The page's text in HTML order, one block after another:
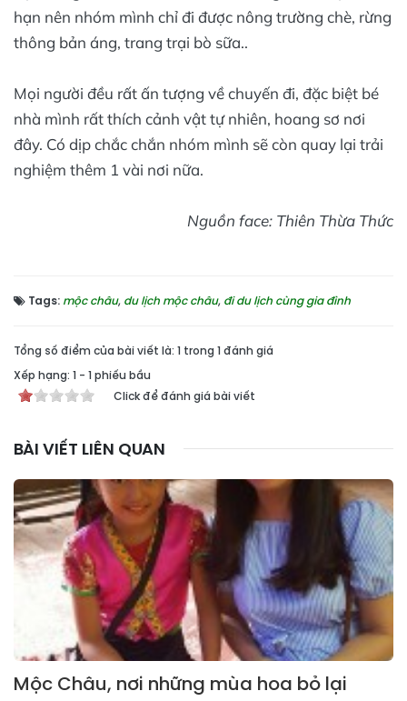
hạn nên nhóm mình chỉ đi được nông trường chè, rừng
thông bản áng, trang trại bò sữa..
Mọi người đều rất ấn tượng về chuyến đi, đặc biệt bé
nhà mình rất thích cảnh vật tự nhiên, hoang sơ nơi
đây. Có dịp chắc chắn nhóm mình sẽ còn quay lại trải
nghiệm thêm 1 vài nơi nữa.
Nguồn face: Thiên Thừa Thức
Tags: mộc châu, du lịch mộc châu, đi du lịch cùng gia đình
Tổng số điểm của bài viết là: 1 trong 1 đánh giá
Xếp hạng: 1 - 1 phiếu bầu
Click để đánh giá bài viết
BÀI VIẾT LIÊN QUAN
Mộc Châu, nơi những mùa hoa bỏ lại